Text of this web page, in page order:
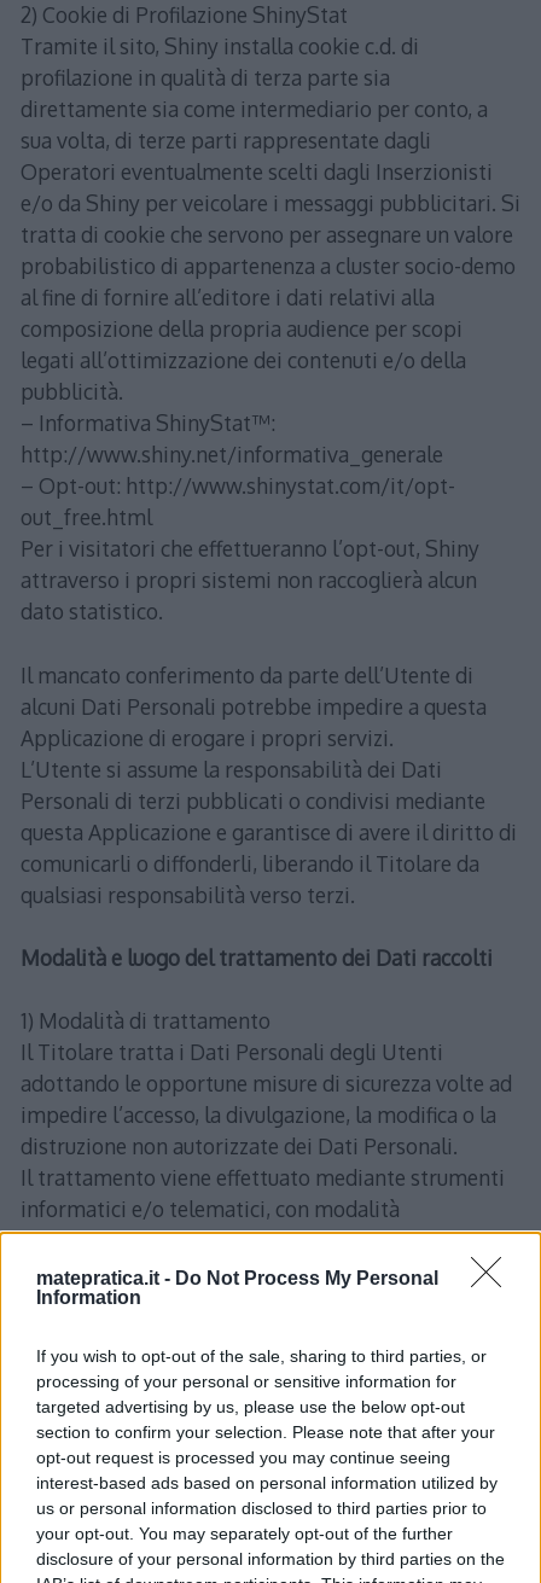
matepratica.it - Do Not Process My Personal
Information
If you wish to opt-out of the sale, sharing to third parties, or
processing of your personal or sensitive information for
targeted advertising by us, please use the below opt-out
section to confirm your selection. Please note that after your
opt-out request is processed you may continue seeing
interest-based ads based on personal information utilized by
us or personal information disclosed to third parties prior to
your opt-out. You may separately opt-out of the further
disclosure of your personal information by third parties on the
2) Cookie di Profilazione ShinyStat
Tramite il sito, Shiny installa cookie c.d. di
profilazione in qualità di terza parte sia
direttamente sia come intermediario per conto, a
sua volta, di terze parti rappresentate dagli
Operatori eventualmente scelti dagli Inserzionisti
e/o da Shiny per veicolare i messaggi pubblicitari. Si
tratta di cookie che servono per assegnare un valore
probabilistico di appartenenza a cluster socio-demo
al fine di fornire all’editore i dati relativi alla
composizione della propria audience per scopi
legati all’ottimizzazione dei contenuti e/o della
pubblicità.
– Informativa ShinyStat™:
http://www.shiny.net/informativa_generale
– Opt-out: http://www.shinystat.com/it/opt-
out_free.html
Per i visitatori che effettueranno l’opt-out, Shiny
attraverso i propri sistemi non raccoglierà alcun
dato statistico.
Il mancato conferimento da parte dell’Utente di
alcuni Dati Personali potrebbe impedire a questa
Applicazione di erogare i propri servizi.
L’Utente si assume la responsabilità dei Dati
Personali di terzi pubblicati o condivisi mediante
questa Applicazione e garantisce di avere il diritto di
comunicarli o diffonderli, liberando il Titolare da
qualsiasi responsabilità verso terzi.
Modalità e luogo del trattamento dei Dati raccolti
1) Modalità di trattamento
Il Titolare tratta i Dati Personali degli Utenti
adottando le opportune misure di sicurezza volte ad
impedire l’accesso, la divulgazione, la modifica o la
distruzione non autorizzate dei Dati Personali.
Il trattamento viene effettuato mediante strumenti
informatici e/o telematici, con modalità
organizzative e con logiche strettamente correlate
alle finalità indicate. Oltre al Titolare, in alcuni casi,
potrebbero avere accesso ai Dati categorie di
(personale amministrativo, commerciale, marketing,
legali, amministratori di sistema) ovvero soggetti
esterni (come fornitori di servizi tecnici terzi, corrieri
postali, hosting provider, società informatiche,
agenzie di comunicazione) nominati anche, se
necessario, Responsabili del Trattamento da parte
del Titolare. L’elenco aggiornato dei Responsabili